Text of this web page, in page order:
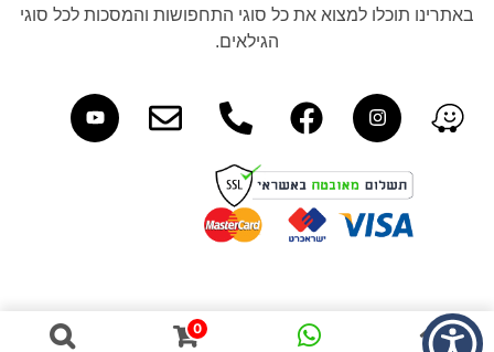
באתרינו תוכלו למצוא את כל סוגי התחפושות והמסכות לכל סוגי
הגילאים.
0